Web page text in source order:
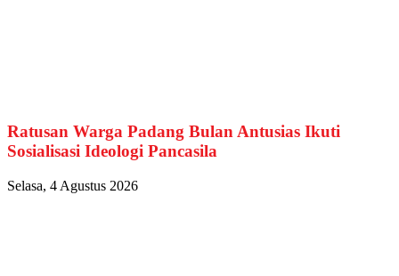
Ratusan Warga Padang Bulan Antusias Ikuti
Sosialisasi Ideologi Pancasila
Selasa, 4 Agustus 2026